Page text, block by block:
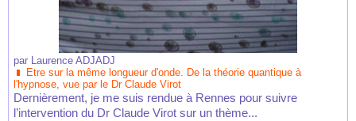
par Laurence ADJADJ
Etre sur la même longueur d'onde. De la théorie quantique à
l'hypnose, vue par le Dr Claude Virot
Dernièrement, je me suis rendue à Rennes pour suivre
l’intervention du Dr Claude Virot sur un thème...